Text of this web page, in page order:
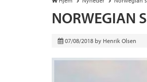
NORWEGIAN
07/08/2018 by Henrik Olsen